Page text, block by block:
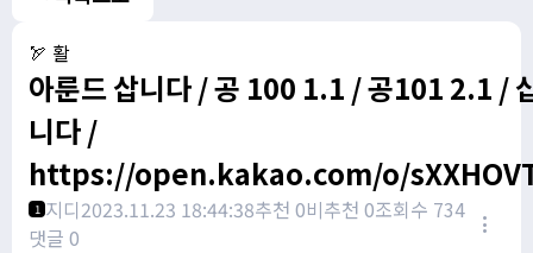
🏹 활
아룬드 삽니다 / 공 100 1.1 / 공101 2.1 /
니다 /
https://open.kakao.com/o/
1 지디2023.11.23 18:44:38추천 0비추천 0조회수 734
댓글 0